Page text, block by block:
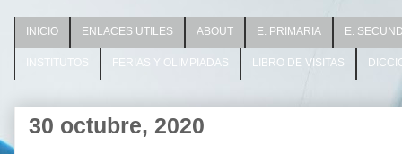
INICIO ENLACES UTILES ABOUT E. PRIMARIA E.
INSTITUTOS FERIAS Y OLIMPIADAS LIBRO DE VISITAS
30 octubre, 2020